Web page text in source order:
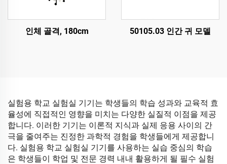
인체 골격, 180cm 50105.03 인간 귀 모델
실험용 학교 실험실 기기는 학생들의 학습 성과와 교육적 효
율성에 직접적인 영향을 미치는 다양한 실질적 이점을 제공
합니다. 이러한 기기는 이론적 지식과 실제 응용 사이의 간
극을 줄여주는 진정한 과학적 경험을 학생들에게 제공합니
다. 실험용 학교 실험실 기기를 사용하는 실습 중심의 학습
은 학생들이 학업 및 전문 경력 내내 활용하게 될 필수 실험